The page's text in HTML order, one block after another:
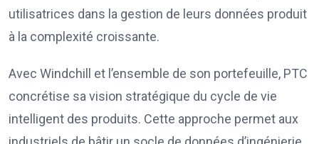
utilisatrices dans la gestion de leurs données produit
à la complexité croissante.
Avec Windchill et l’ensemble de son portefeuille, PTC
concrétise sa vision stratégique du cycle de vie
intelligent des produits. Cette approche permet aux